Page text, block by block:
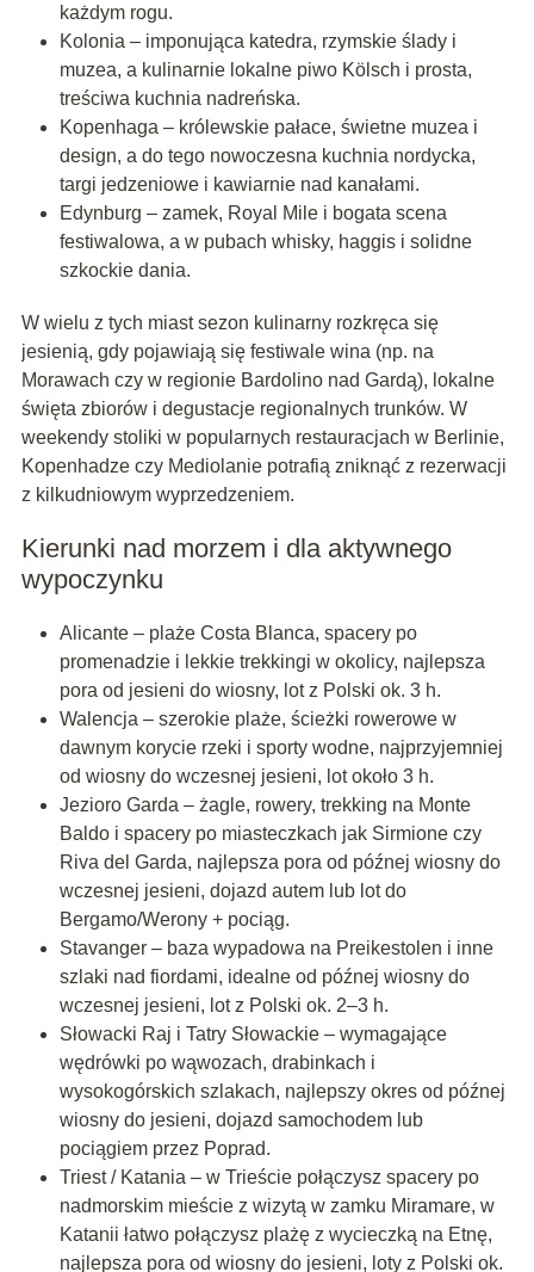
każdym rogu.
Kolonia – imponująca katedra, rzymskie ślady i
muzea, a kulinarnie lokalne piwo Kölsch i prosta,
treściwa kuchnia nadreńska.
Kopenhaga – królewskie pałace, świetne muzea i
design, a do tego nowoczesna kuchnia nordycka,
targi jedzeniowe i kawiarnie nad kanałami.
Edynburg – zamek, Royal Mile i bogata scena
festiwalowa, a w pubach whisky, haggis i solidne
szkockie dania.
W wielu z tych miast sezon kulinarny rozkręca się
jesienią, gdy pojawiają się festiwale wina (np. na
Morawach czy w regionie Bardolino nad Gardą), lokalne
święta zbiorów i degustacje regionalnych trunków. W
weekendy stoliki w popularnych restauracjach w Berlinie,
Kopenhadze czy Mediolanie potrafią zniknąć z rezerwacji
z kilkudniowym wyprzedzeniem.
Kierunki nad morzem i dla aktywnego
wypoczynku
Alicante – plaże Costa Blanca, spacery po
promenadzie i lekkie trekkingi w okolicy, najlepsza
pora od jesieni do wiosny, lot z Polski ok. 3 h.
Walencja – szerokie plaże, ścieżki rowerowe w
dawnym korycie rzeki i sporty wodne, najprzyjemniej
od wiosny do wczesnej jesieni, lot około 3 h.
Jezioro Garda – żagle, rowery, trekking na Monte
Baldo i spacery po miasteczkach jak Sirmione czy
Riva del Garda, najlepsza pora od późnej wiosny do
wczesnej jesieni, dojazd autem lub lot do
Bergamo/Werony + pociąg.
Stavanger – baza wypadowa na Preikestolen i inne
szlaki nad fiordami, idealne od późnej wiosny do
wczesnej jesieni, lot z Polski ok. 2–3 h.
Słowacki Raj i Tatry Słowackie – wymagające
wędrówki po wąwozach, drabinkach i
wysokogórskich szlakach, najlepszy okres od późnej
wiosny do jesieni, dojazd samochodem lub
pociągiem przez Poprad.
Triest / Katania – w Trieście połączysz spacery po
nadmorskim mieście z wizytą w zamku Miramare, w
Katanii łatwo połączysz plażę z wycieczką na Etnę,
najlepsza pora od wiosny do jesieni, loty z Polski ok.